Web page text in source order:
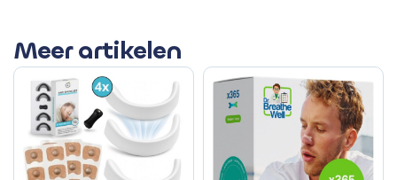
Meer artikelen